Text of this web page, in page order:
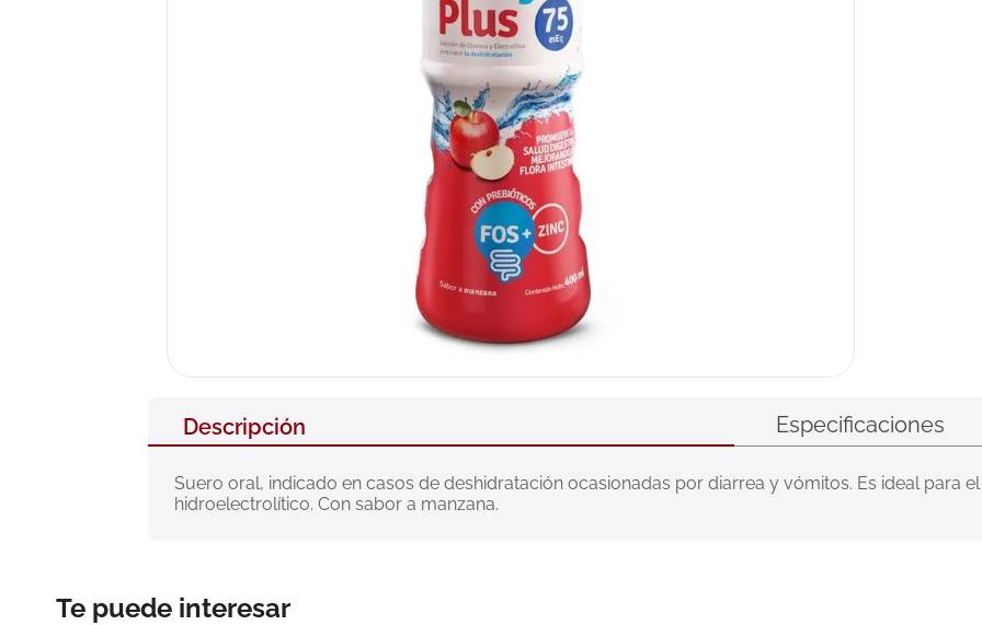
Descripción Especificaciones
Suero oral, indicado en casos de deshidratación ocasionadas por diarrea y vómitos. Es ideal para
hidroelectrolítico. Con sabor a manzana.
Te puede interesar
nivea